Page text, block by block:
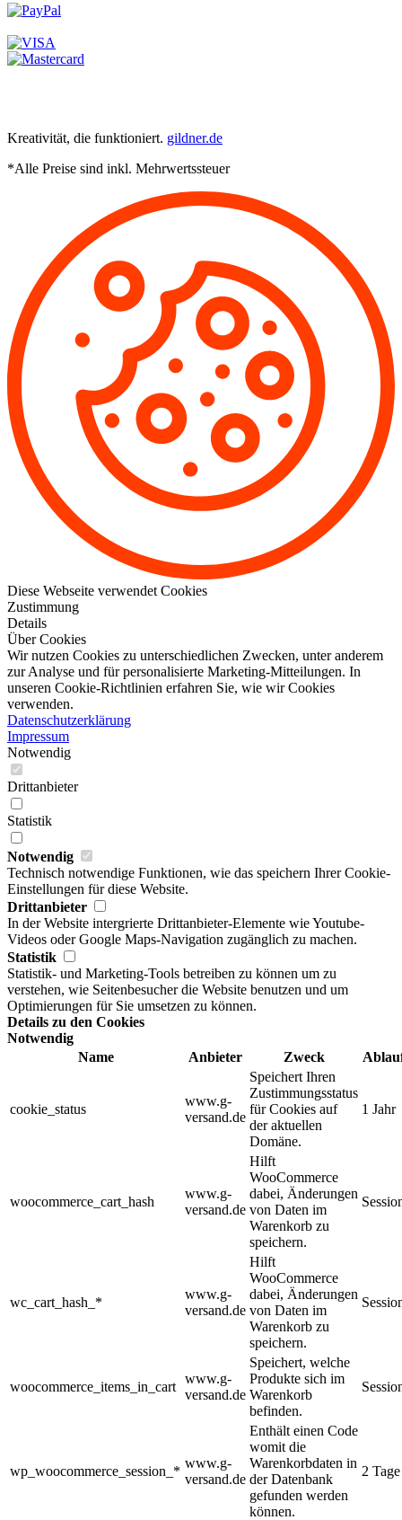
Kreativität, die funktioniert. gildner.de
*Alle Preise sind inkl. Mehrwertssteuer
Diese Webseite verwendet Cookies
Zustimmung
Details
Über Cookies
Wir nutzen Cookies zu unterschiedlichen Zwecken, unter anderem
zur Analyse und für personalisierte Marketing-Mitteilungen. In
unseren Cookie-Richtlinien erfahren Sie, wie wir Cookies
verwenden.
Datenschutzerklärung
Impressum
Notwendig
Drittanbieter
Statistik
Notwendig
Technisch notwendige Funktionen, wie das speichern Ihrer Cookie-
Einstellungen für diese Website.
Drittanbieter
In der Website intergrierte Drittanbieter-Elemente wie Youtube-
Videos oder Google Maps-Navigation zugänglich zu machen.
Statistik
Statistik- und Marketing-Tools betreiben zu können um zu
verstehen, wie Seitenbesucher die Website benutzen und um
Optimierungen für Sie umsetzen zu können.
Details zu den Cookies
Notwendig
Name
Anbieter Zweck
cookie_status
www.g-
versand.de
Speichert Ihren
Zustimmungsstatus
für Cookies auf
der aktuellen
Domäne.
1 Jahr
woocommerce_cart_hash
www.g-
versand.de
Hilft
WooCommerce
dabei, Änderungen
von Daten im
Warenkorb zu
speichern.
wc_cart_hash_*
www.g-
versand.de
Hilft
WooCommerce
dabei, Änderungen
von Daten im
Warenkorb zu
speichern.
woocommerce_items_in_cart
www.g-
versand.de
Speichert, welche
Produkte sich im
Warenkorb
befinden.
wp_woocommerce_session_*
www.g-
versand.de
Enthält einen Code
womit die
Warenkorbdaten in
der Datenbank
gefunden werden
können.
2 Tage